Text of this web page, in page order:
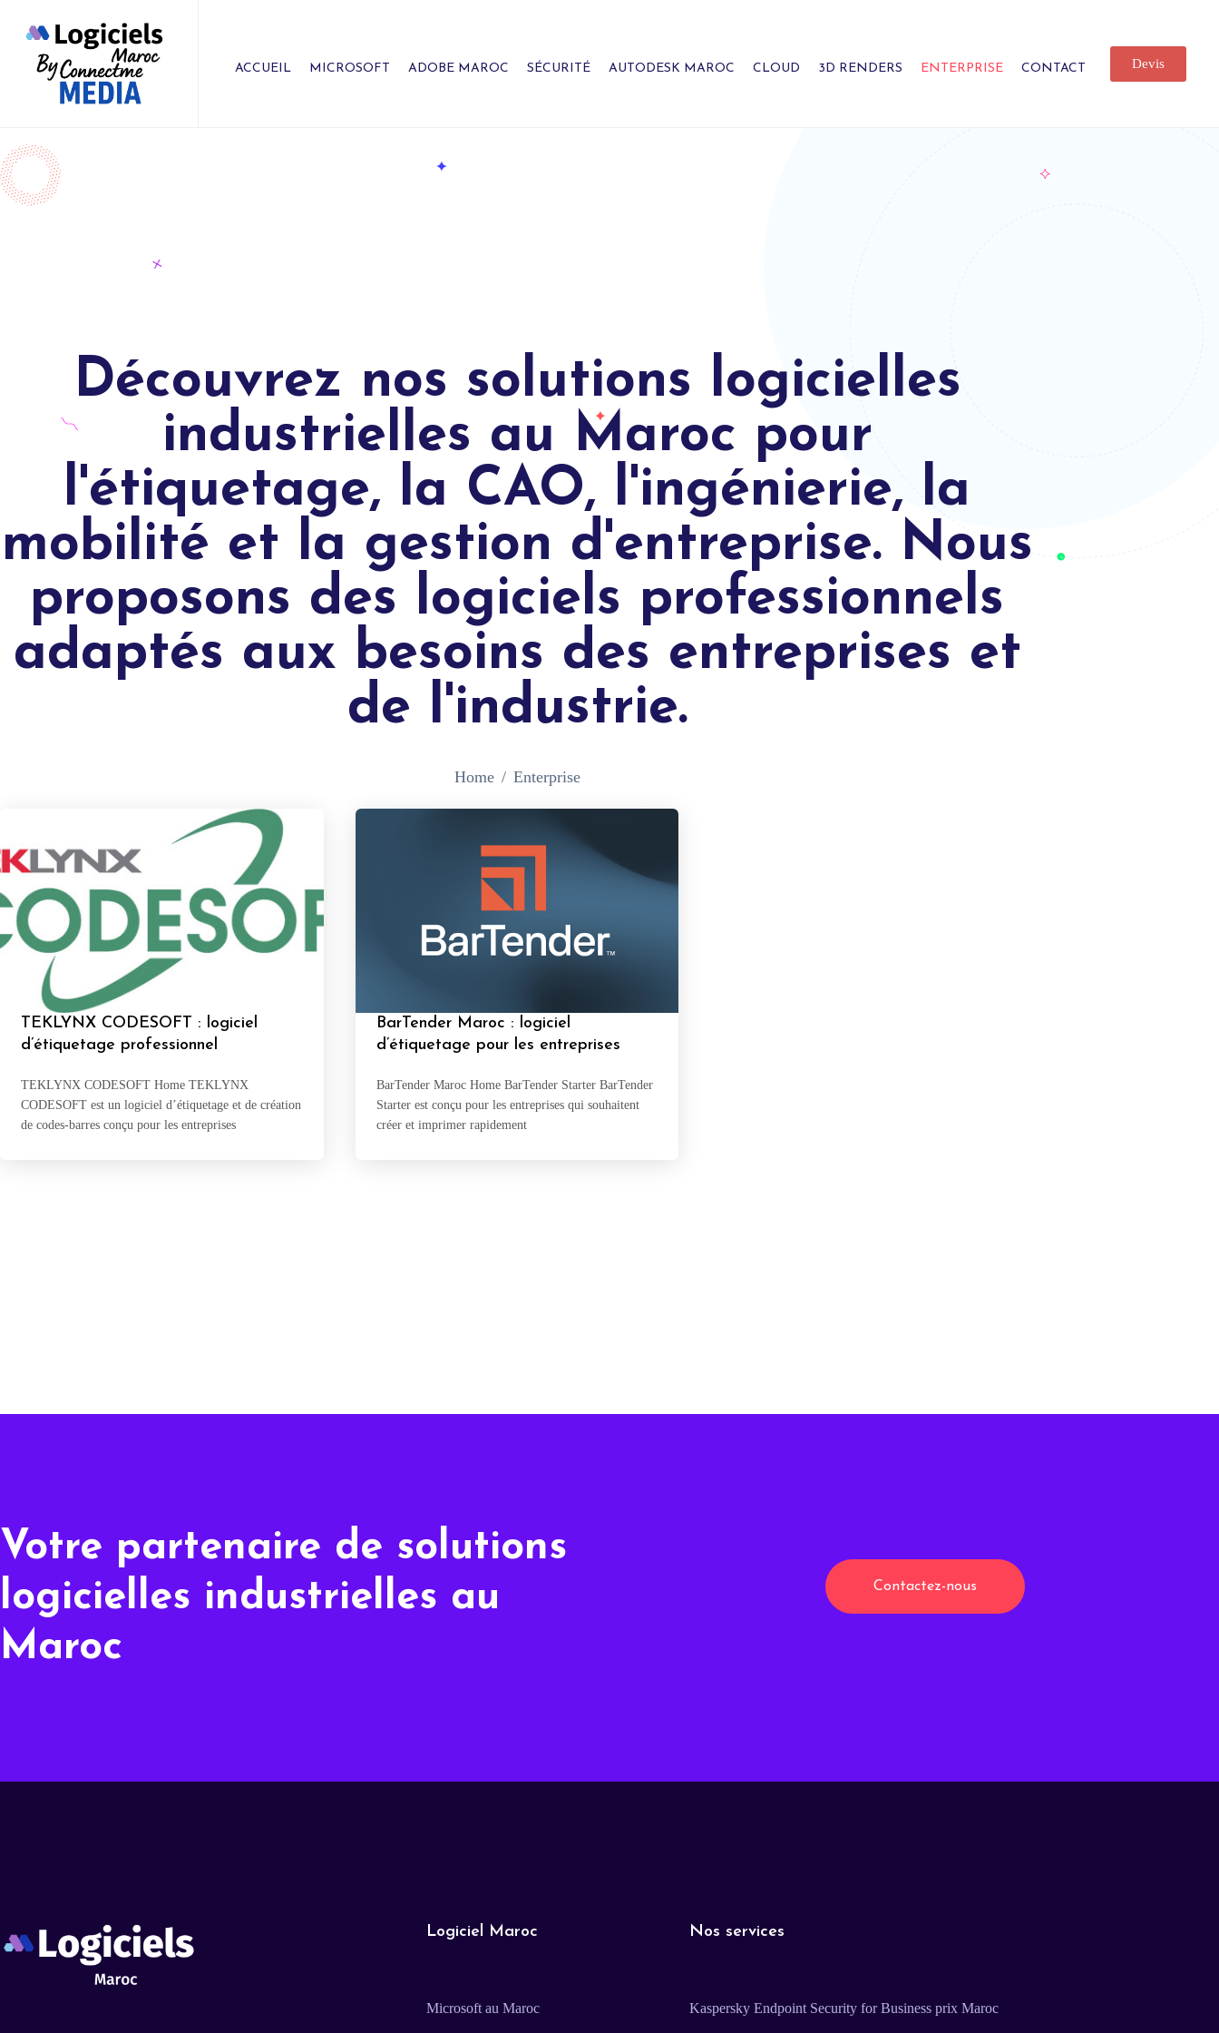
ACCUEIL MICROSOFT ADOBE MAROC SÉCURITÉ AUTODESK MAROC CLOUD 3D RENDERS ENTERPRISE CONTACT Devis
Découvrez nos solutions logicielles
industrielles au Maroc pour
l'étiquetage, la CAO, l'ingénierie, la
mobilité et la gestion d'entreprise. Nous
proposons des logiciels professionnels
adaptés aux besoins des entreprises et
de l'industrie.
Home Enterprise
TEKLYNX CODESOFT : logiciel
d’étiquetage professionnel
TEKLYNX CODESOFT Home TEKLYNX
CODESOFT est un logiciel d’étiquetage et de création
de codes-barres conçu pour les entreprises
BarTender Maroc : logiciel
d’étiquetage pour les entreprises
BarTender Maroc Home BarTender Starter BarTender
Starter est conçu pour les entreprises qui souhaitent
créer et imprimer rapidement
Votre partenaire de solutions
logicielles industrielles au
Maroc
Contactez-nous
Logiciel Maroc
Microsoft au Maroc
Nos services
Kaspersky Endpoint Security for Business prix Maroc